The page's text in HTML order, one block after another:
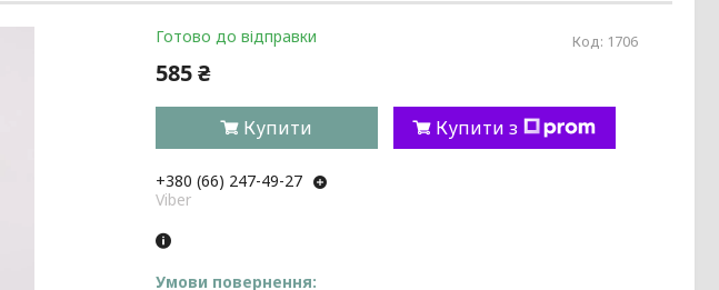
Готово до відправки Код: 1706
585 ₴
Купити Купити з
+380 (66) 247-49-27
Viber